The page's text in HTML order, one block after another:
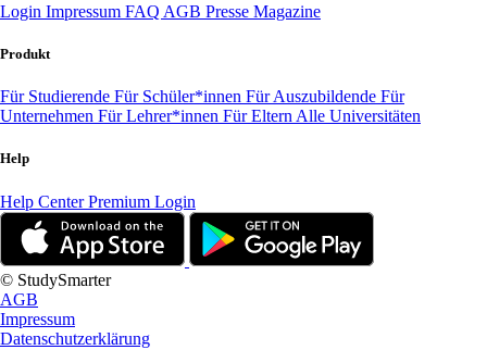
Login Impressum FAQ AGB Presse Magazine
Produkt
Für Studierende Für Schüler*innen Für Auszubildende Für
Unternehmen Für Lehrer*innen Für Eltern Alle Universitäten
Help
Help CenterPremium Login
© StudySmarter
AGB
Impressum
Datenschutzerklärung